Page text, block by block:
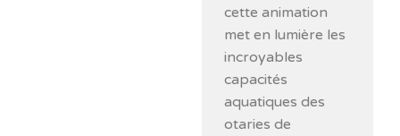
cette animation
met en lumière les
incroyables
capacités
aquatiques des
otaries de